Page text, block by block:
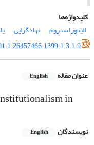
کلیدواژه‌ها
الینور استروم
نهادگرایی
عنوان مقاله English
in
نویسندگان English